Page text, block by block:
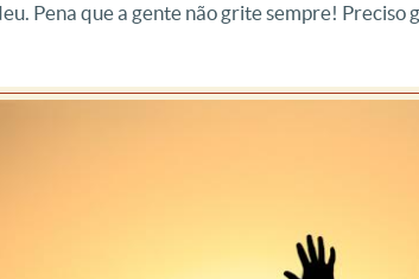
Pena que a gente não grite sempre! Preciso